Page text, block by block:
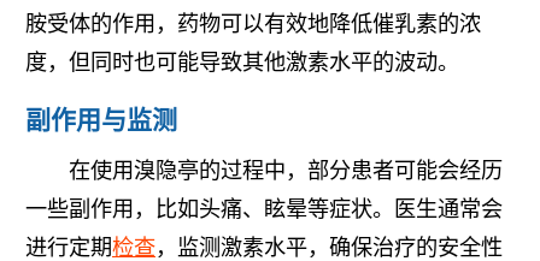
胺受体的作用，药物可以有效地降低催乳素的浓
度，但同时也可能导致其他激素水平的波动。
副作用与监测
在使用溴隐亭的过程中，部分患者可能会经历
一些副作用，比如头痛、眩晕等症状。医生通常会
进行定期检查，监测激素水平，确保治疗的安全性